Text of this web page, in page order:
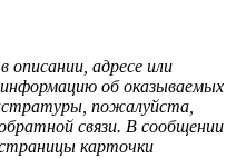
адресе или
об оказываемых
пожалуйста,
связи. В сообщении
карточки